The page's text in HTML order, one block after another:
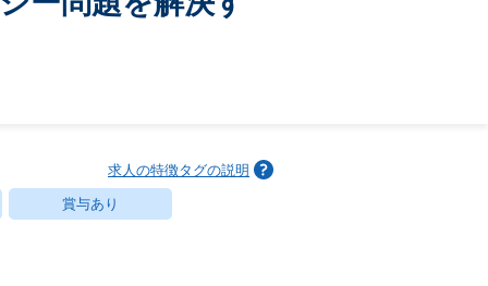
求人の特徴タグの説明
賞与あり